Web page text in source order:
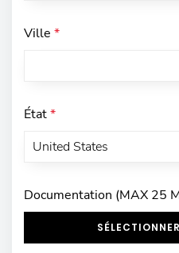
Ville *
État*
Documentation (MAX 25